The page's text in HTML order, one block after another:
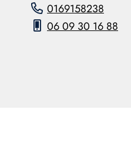
0169158238
06 09 30 16 88